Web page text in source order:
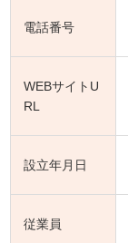
電話番号
WEBサイトU
RL
設立年月日
従業員